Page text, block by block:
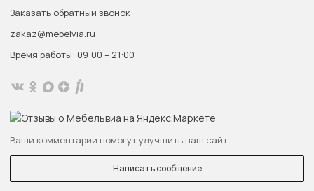
Заказать обратный звонок
zakaz@mebelvia.ru
Время работы: 09:00 – 21:00
Ваши комментарии помогут улучшить наш сайт
Написать сообщение